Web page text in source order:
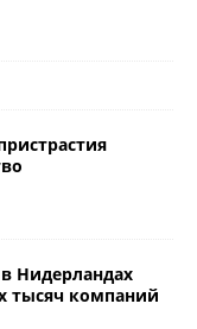
Нидерландах
тысяч компаний